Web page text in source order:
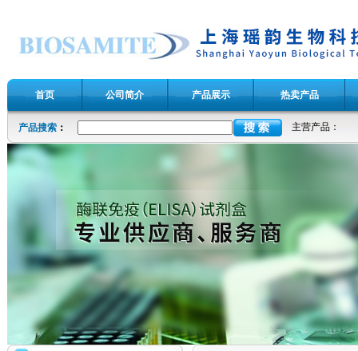
首页 公司简介 产品展示 热卖产品
产品搜索 ： 主营产品：